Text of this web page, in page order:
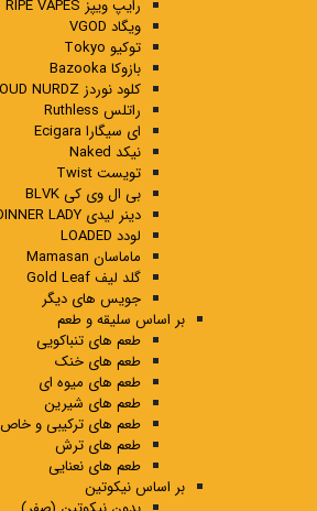
رایپ ویپز RIPE VAPES
ویگاد VGOD
توکیو Tokyo
بازوکا Bazooka
کلود نوردز CLOUD NURDZ
راتلس Ruthless
ای سیگارا Ecigara
نیکد Naked
تویست Twist
بی ال وی کی BLVK
دینر لیدی DINNER LADY
لودد LOADED
ماماسان Mamasan
گلد لیف Gold Leaf
جویس های دیگر
بر اساس سلیقه و طعم
طعم های تنباکویی
طعم های خنک
طعم های میوه ای
طعم های شیرین
طعم های ترکیبی و خاص
طعم های ترش
طعم های نعنایی
بر اساس نیکوتین